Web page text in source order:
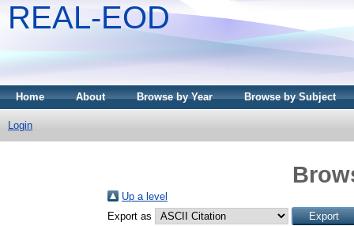
REAL-EOD
Home About Browse by Year Browse by Subject
Login
Up a level
Export as